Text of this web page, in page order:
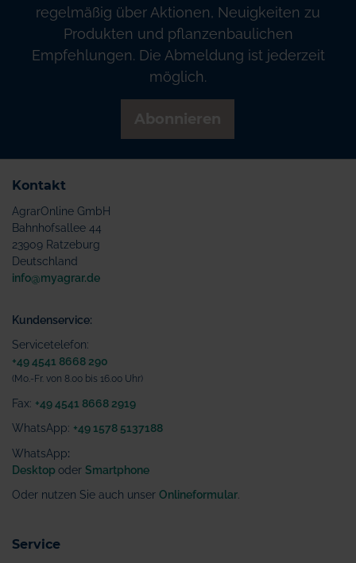
regelmäßig über Aktionen, Neuigkeiten zu
Produkten und pflanzenbaulichen
Empfehlungen. Die Abmeldung ist jederzeit
möglich.
Kontakt
AgrarOnline GmbH
Bahnhofsallee 44
23909 Ratzeburg
Deutschland
info@myagrar.de
Kundenservice:
Servicetelefon:
+49 4541 8668 290
(Mo.-Fr. von 8.00 bis 16.00 Uhr)
Fax: +49 4541 8668 2919
WhatsApp: +49 1578 5137188
WhatsApp:
Desktop oder Smartphone
Oder nutzen Sie auch unser Onlineformular
Service